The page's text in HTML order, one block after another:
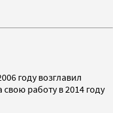
году возглавил
работу в 2014 году